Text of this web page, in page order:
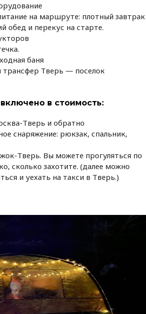
на маршруте: плотный завтрак
обед и перекус на старте.
баня
трансфер Тверь — поселок
в стоимость:
Тверь и обратно
снаряжение: рюкзак, спальник,
Тверь. Вы можете прогуляться по
сколько захотите. (далее можно
и уехать на такси в Тверь.)